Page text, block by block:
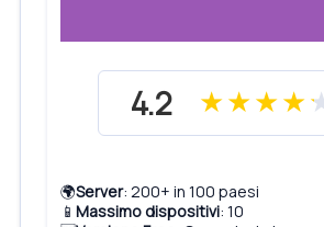
4.2
🌍Server: 200+ in 100 paesi
📱 Massimo dispositivi: 10